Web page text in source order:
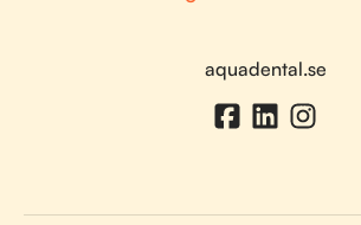
aquadental.se